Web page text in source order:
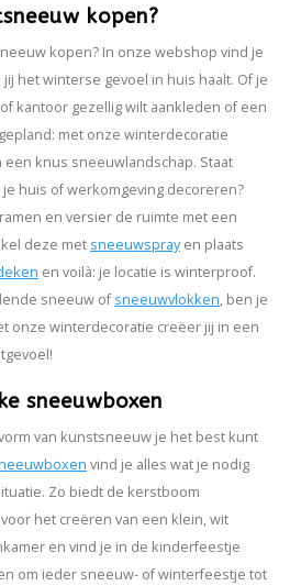
kopen?
kopen? In onze webshop vind je
het winterse gevoel in huis haalt. Of je
kantoor gezellig wilt aankleden of een
met onze winterdecoratie
knus sneeuwlandschap. Staat
huis of werkomgeving decoreren?
en versier de ruimte met een
deze met sneeuwsprayen plaats
en voilà: je locatie is winterproof.
sneeuw ofsneeuwvlokken, ben je
onze winterdecoratie creëer jij in een
sneeuwboxen
van kunstsneeuw je het best kunt
vind je alles wat je nodig
Zo biedt de kerstboom
het creëren van een klein, wit
en vind je in de kinderfeestje
om ieder sneeuw- of winterfeestje tot